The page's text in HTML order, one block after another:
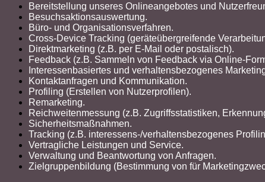
Bereitstellung unseres Onlineangebotes und
Besuchsaktionsauswertung.
Büro- und Organisationsverfahren.
Cross-Device Tracking (geräteübergreifende
Direktmarketing (z.B. per E-Mail oder postalisch).
Feedback (z.B. Sammeln von Feedback via Online-
Interessenbasiertes und verhaltensbezogenes
Kontaktanfragen und Kommunikation.
Profiling (Erstellen von Nutzerprofilen).
Remarketing.
Reichweitenmessung (z.B. Zugriffsstatistiken,
Sicherheitsmaßnahmen.
Tracking (z.B. interessens-/verhaltensbezogenes
Vertragliche Leistungen und Service.
Verwaltung und Beantwortung von Anfragen.
Zielgruppenbildung (Bestimmung von für